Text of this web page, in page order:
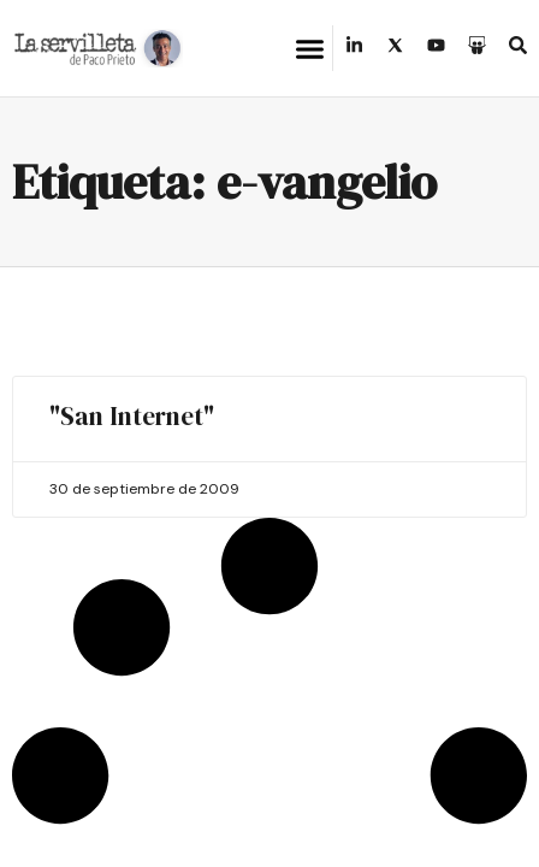
Etiqueta: e-vangelio
"San Internet"
30 de septiembre de 2009